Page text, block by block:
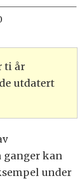
ti år
utdatert
ganger kan
under